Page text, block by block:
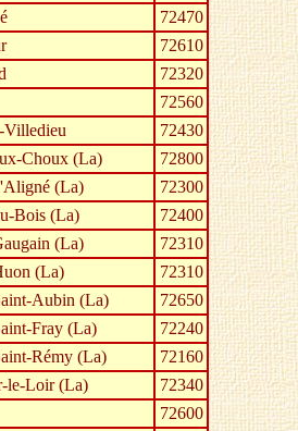
72470
72610
72320
72560
Villedieu
72430
Choux (La)
72800
(La)
72300
Bois (La)
72400
(La)
72310
(La)
72310
Aubin (La)
72650
Fray (La)
72240
Rémy (La)
72160
le-Loir (La)
72340
72600